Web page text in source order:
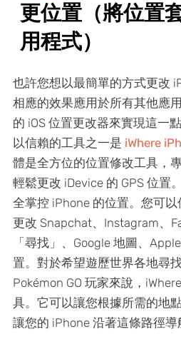
更位置（將位置
用程式）
也許您想以最簡單的方式更改
相應的效果應用於所有其他應
的 iOS 位置更改器來實現這一
以信賴的工具之一是 iWhere
體是全方位的位置修改工具，
輕鬆更改 iDevice 的 GPS 位置
全掌控 iPhone 的位置。您可
更改 Snapchat、Instagram、
「尋找」、Google 地圖、
置。對於希望遊歷世界各地尋
Pokémon GO 玩家來說，
具。它可以讓您根據所需的地
讓您的 iPhone 沿著這條路徑導